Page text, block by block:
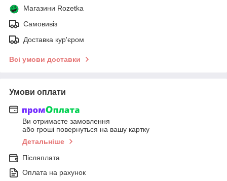
Магазини Rozetka
Самовивіз
Доставка кур'єром
Всі умови доставки
Умови оплати
Ви отримаєте замовлення
або гроші повернуться на вашу картку
Детальніше
Післяплата
Оплата на рахунок